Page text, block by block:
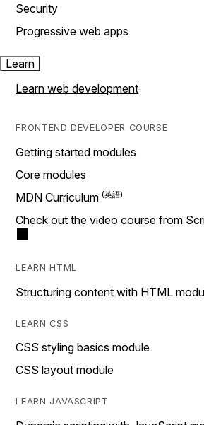
Security
Progressive web apps
Learn
Learn web development
FRONTEND DEVELOPER COURSE
Getting started modules
Core modules
MDN Curriculum
Check out the video course from
LEARN HTML
Structuring content with HTML
LEARN CSS
CSS styling basics module
CSS layout module
LEARN JAVASCRIPT